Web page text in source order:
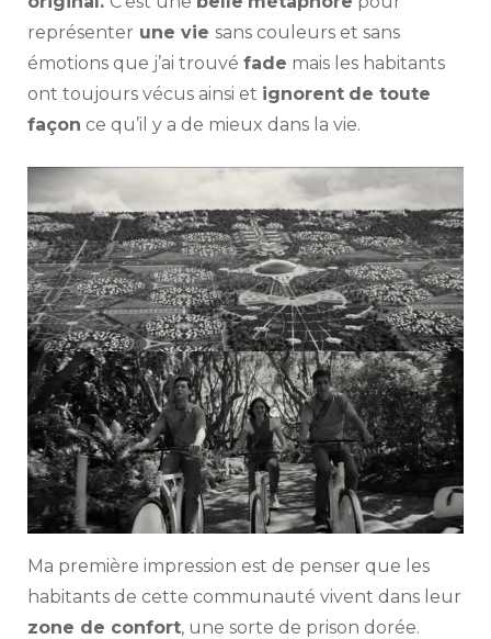
représenter une vie sans couleurs et sans
émotions que j’ai trouvé fade mais les habitants
ont toujours vécus ainsi et ignorent de toute
façon ce qu’il y a de mieux dans la vie.
Ma première impression est de penser que les
habitants de cette communauté vivent dans leur
zone de confort, une sorte de prison dorée.